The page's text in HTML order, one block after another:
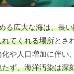
る広大な海は、長
てくれる場所とさ
や人口増加に伴い、
ず、海洋汚染は深